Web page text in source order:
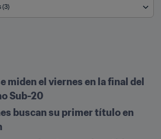
(3)
miden el viernes en la final del
Sub-20
buscan su primer título en